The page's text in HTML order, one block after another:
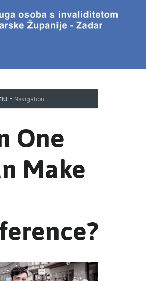
- Navigation
One
Make